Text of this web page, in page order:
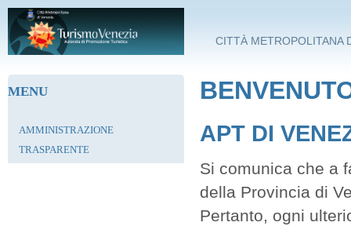
Salta al contenuto principale
CITTÀ METROPOLITANA
MENU
AMMINISTRAZIONE
TRASPARENTE
APT DI
Si comunica che a
della Provincia di
Pertanto, ogni